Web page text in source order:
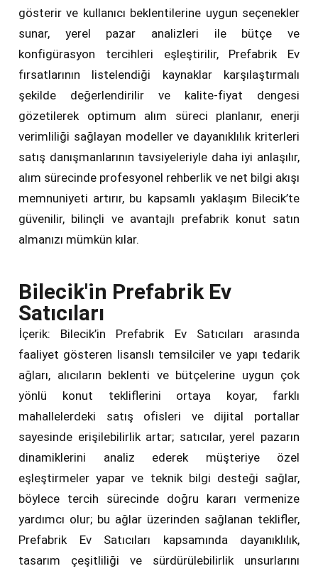
gösterir ve kullanıcı beklentilerine uygun seçenekler
sunar, yerel pazar analizleri ile bütçe ve
konfigürasyon tercihleri eşleştirilir, Prefabrik Ev
fırsatlarının listelendiği kaynaklar karşılaştırmalı
şekilde değerlendirilir ve kalite-fiyat dengesi
gözetilerek optimum alım süreci planlanır, enerji
verimliliği sağlayan modeller ve dayanıklılık kriterleri
satış danışmanlarının tavsiyeleriyle daha iyi anlaşılır,
alım sürecinde profesyonel rehberlik ve net bilgi akışı
memnuniyeti artırır, bu kapsamlı yaklaşım Bilecik’te
güvenilir, bilinçli ve avantajlı prefabrik konut satın
almanızı mümkün kılar.
Bilecik'in Prefabrik Ev
Satıcıları
İçerik: Bilecik’in Prefabrik Ev Satıcıları arasında
faaliyet gösteren lisanslı temsilciler ve yapı tedarik
ağları, alıcıların beklenti ve bütçelerine uygun çok
yönlü konut tekliflerini ortaya koyar, farklı
mahallelerdeki satış ofisleri ve dijital portallar
sayesinde erişilebilirlik artar; satıcılar, yerel pazarın
dinamiklerini analiz ederek müşteriye özel
eşleştirmeler yapar ve teknik bilgi desteği sağlar,
böylece tercih sürecinde doğru kararı vermenize
yardımcı olur; bu ağlar üzerinden sağlanan teklifler,
Prefabrik Ev Satıcıları kapsamında dayanıklılık,
tasarım çeşitliliği ve sürdürülebilirlik unsurlarını